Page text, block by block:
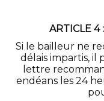
ARTICLE 4
Si le bailleur ne
délais impartis, il
lettre
endéans les 24